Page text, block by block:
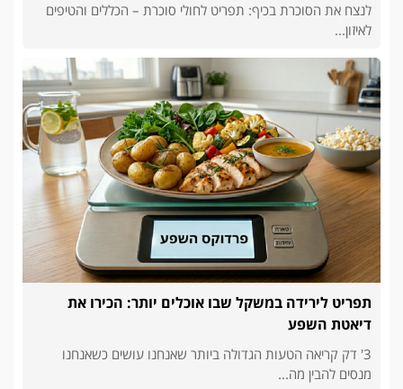
לנצח את הסוכרת בכיף: תפריט לחולי סוכרת – הכללים והטיפים
לאיזון...
תפריט לירידה במשקל שבו אוכלים יותר: הכירו את
דיאטת השפע
3' דק קריאה הטעות הגדולה ביותר שאנחנו עושים כשאנחנו
מנסים להבין מה...